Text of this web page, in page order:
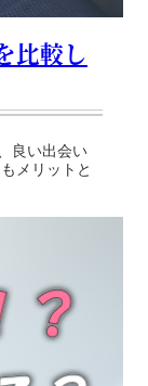
比較し
良い出会い
メリットと